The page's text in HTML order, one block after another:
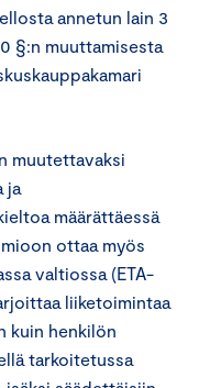
annetun lain 3
§:n muuttamisesta
muutettavaksi
ja
määrättäessä
ottaa myös
valtiossa (ETA-
liiketoimintaa
kuin henkilön
tarkoitetussa